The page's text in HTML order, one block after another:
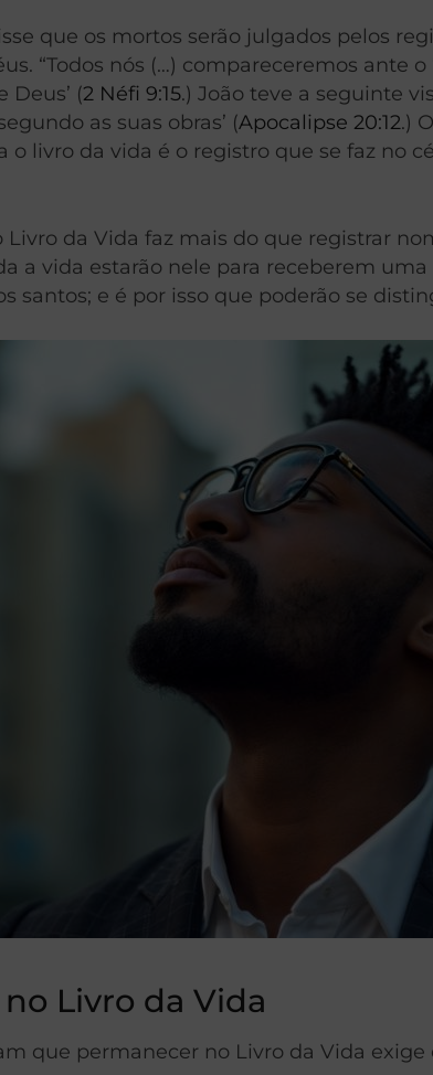
que os mortos serão julgados pelos
“Todos nós (…) compareceremos ante
(2 Néfi 9:15.) João teve a seguinte
as suas obras’ (Apocalipse 20:12.)
o livro da vida é o registro que se faz no
da Vida faz mais do que registrar
a vida estarão nele para receberem
santos; e é por isso que poderão se
Livro da Vida
que permanecer no Livro da Vida